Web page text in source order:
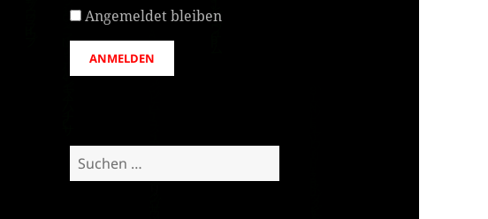
Angemeldet bleiben
ANMELDEN
Suchen
nach: